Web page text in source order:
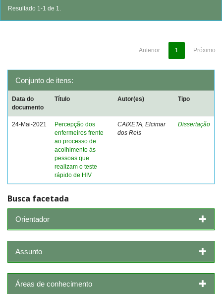
Resultado 1-1 de 1.
Anterior 1 Próximo
Conjunto de itens:
Data do
documento
Título Autor(es) Tipo
24-Mai-2021
Percepção dos
enfermeiros frente
ao processo de
acolhimento às
pessoas que
realizam o teste
rápido de HIV
CAIXETA, Elcimar
dos Reis
Dissertação
Busca facetada
Orientador
Assunto
Áreas de conhecimento